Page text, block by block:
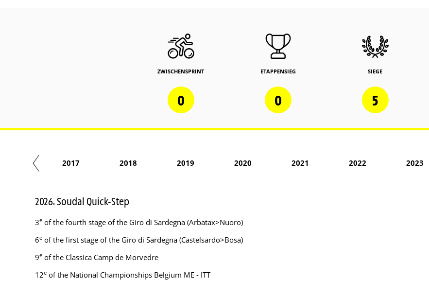
ZWISCHENSPRINT
0
ETAPPENSIEG
0
SIEGE
5
2017 2018 2019 2020 2021 2022 2023
2026. Soudal Quick-Step
3e of the fourth stage of the Giro di Sardegna (Arbatax>Nuoro)
6e of the first stage of the Giro di Sardegna (Castelsardo>Bosa)
9e of the Classica Camp de Morvedre
12e of the National Championships Belgium ME - ITT